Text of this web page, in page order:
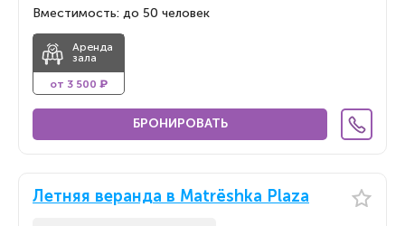
Вместимость: до 50 человек
Аренда
зала
от 3 500 ₽
БРОНИРОВАТЬ
Летняя веранда в Matrёshka Plaza